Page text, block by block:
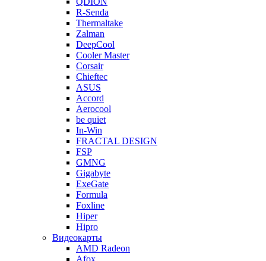
R-Senda
Thermaltake
Zalman
DeepCool
Cooler Master
Corsair
Chieftec
ASUS
Accord
Aerocool
be quiet
In-Win
FRACTAL DESIGN
FSP
GMNG
Gigabyte
ExeGate
Formula
Foxline
Hiper
Hipro
Видеокарты
AMD Radeon